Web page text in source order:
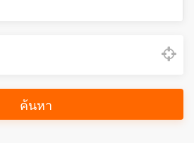
ค้นหา